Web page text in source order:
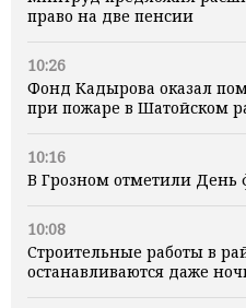
право на две пенсии
10:26
Фонд Кадырова оказал
при пожаре в Шатойском
10:16
В Грозном отметили День
10:08
Строительные работы в
останавливаются даже